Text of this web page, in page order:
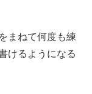
まねて何度も練
けるようになる